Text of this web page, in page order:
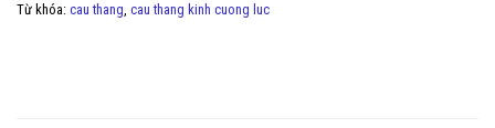
Từ khóa: cau thang, cau thang kinh cuong luc